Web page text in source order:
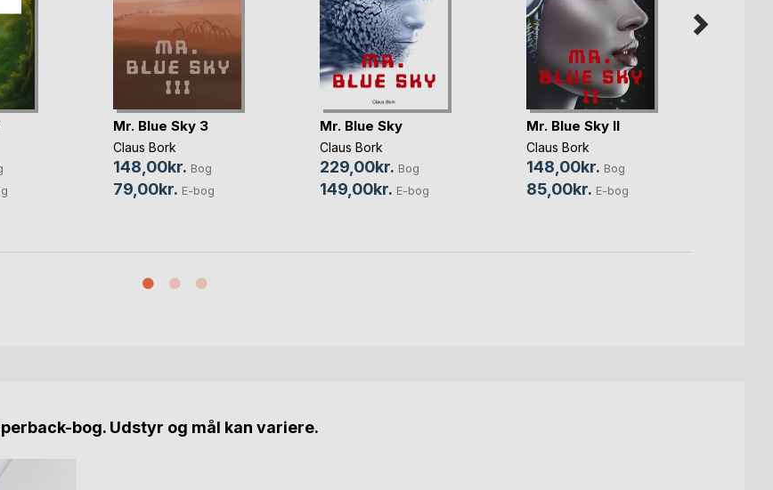
Mr. Blue Sky 3
Claus Bork
148,00kr. Bog
79,00kr. E-bog
Mr. Blue Sky
Claus Bork
229,00kr. Bog
149,00kr. E-bog
Mr. Blue Sky II
Claus Bork
148,00kr. Bog
85,00kr. E-bog
bog. Udstyr og mål kan variere.